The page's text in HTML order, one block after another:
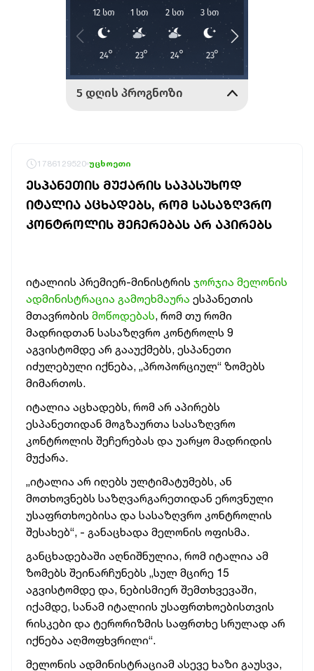
1786129520 უცხოეთი
ᲔᲡᲞᲐᲜᲔᲗᲘᲡ ᲛᲣᲥᲐᲠᲘᲡ ᲡᲐᲞᲐᲡᲣᲮᲝᲓ
ᲘᲢᲐᲚᲘᲐ ᲐᲪᲮᲐᲓᲔᲑᲡ, ᲠᲝᲛ ᲡᲐᲡᲐᲖᲦᲕᲠᲝ
ᲙᲝᲜᲢᲠᲝᲚᲘᲡ ᲨᲔᲩᲔᲠᲔᲑᲐᲡ ᲐᲠ ᲐᲞᲘᲠᲔᲑᲡ
იტალიის პრემიერ-მინისტრის ჯორჯია მელონის
ადმინისტრაცია გამოეხმაურა ესპანეთის
მთავრობის მოწოდებას, რომ თუ რომი
მადრიდთან სასაზღვრო კონტროლს 9
აგვისტომდე არ გააუქმებს, ესპანეთი
იძულებული იქნება, „პროპორციულ“ ზომებს
მიმართოს.
იტალია აცხადებს, რომ არ აპირებს
ესპანეთიდან მოგზაურთა სასაზღვრო
კონტროლის შეჩერებას და უარყო მადრიდის
მუქარა.
„იტალია არ იღებს ულტიმატუმებს, ან
მოთხოვნებს საზღვარგარეთიდან ეროვნული
უსაფრთხოებისა და სასაზღვრო კონტროლის
შესახებ“, - განაცხადა მელონის ოფისმა.
განცხადებაში აღნიშნულია, რომ იტალია ამ
ზომებს შეინარჩუნებს „სულ მცირე 15
აგვისტომდე და, ნებისმიერ შემთხვევაში,
იქამდე, სანამ იტალიის უსაფრთხოებისთვის
რისკები და ტერორიზმის საფრთხე სრულად არ
იქნება აღმოფხვრილი“.
მელონის ადმინისტრაციამ ასევე ხაზი გაუსვა,